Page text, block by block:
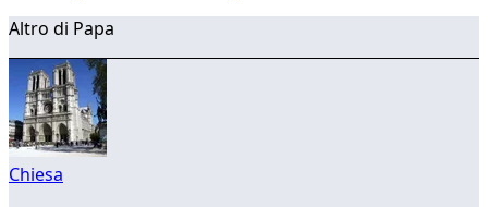
Altro di Papa
Chiesa